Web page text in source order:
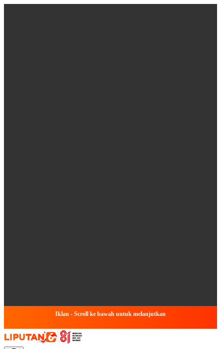
Iklan - Scroll ke bawah untuk melanjutkan